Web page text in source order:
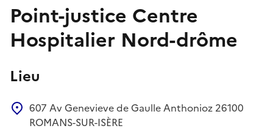
Point-justice Centre
Hospitalier Nord-drôme
Lieu
607 Av Genevieve de Gaulle Anthonioz 26100
ROMANS-SUR-ISÈRE